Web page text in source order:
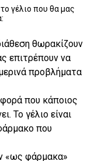
γέλιο που θα μας
θωρακίζουν
επιτρέπουν να
προβλήματα
που κάποιος
Το γέλιο είναι
που
«ως φάρμακα»